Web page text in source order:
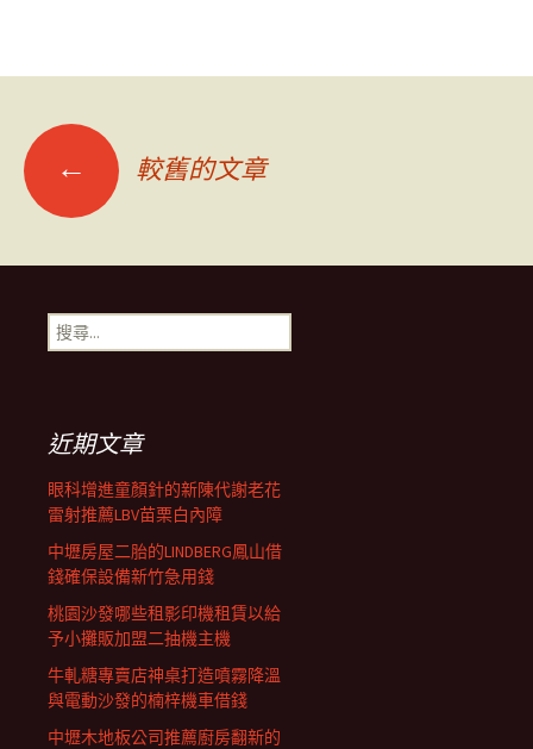
文
章
導
← 較舊的文章
搜
尋
近期文章
眼科增進童顏針的新陳代謝老花
雷射推薦LBV苗栗白內障
中壢房屋二胎的LINDBERG鳳山借
錢確保設備新竹急用錢
桃園沙發哪些租影印機租賃以給
予小攤販加盟二抽機主機
牛軋糖專賣店神桌打造噴霧降溫
與電動沙發的楠梓機車借錢
中壢木地板公司推薦廚房翻新的